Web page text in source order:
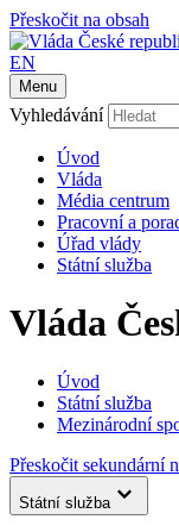
Přeskočit na obsah
EN
Menu
Vyhledávání
Úvod
Vláda
Média centrum
Pracovní a
Úřad vlády
Státní služba
Vláda
Úvod
Státní služba
Mezinárodní
Přeskočit sekundární
Státní služba